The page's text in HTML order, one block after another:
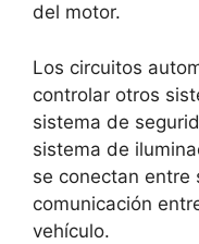
del motor.
Los circuitos
controlar otros
sistema de
sistema de
se conectan entre
comunicación
vehículo.